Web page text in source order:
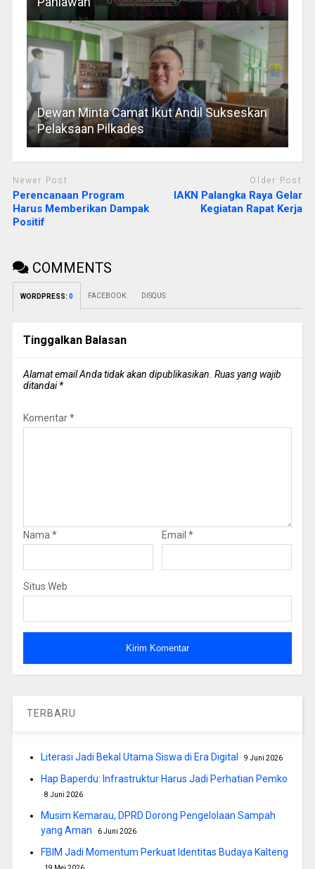
Dewan Minta Camat Ikut Andil Sukseskan
Pelaksaan Pilkades
Newer Post
Perencanaan Program
Harus Memberikan Dampak
Positif
Older Post
IAKN Palangka Raya Gelar
Kegiatan Rapat Kerja
COMMENTS
WORDPRESS: 0 FACEBOOK: DISQUS:
Tinggalkan Balasan
Alamat email Anda tidak akan dipublikasikan. Ruas yang wajib
ditandai*
Komentar*
Nama * Email *
Situs Web
TERBARU
Literasi Jadi Bekal Utama Siswa di Era Digital 9 Juni 2026
Hap Baperdu: Infrastruktur Harus Jadi Perhatian Pemko
8 Juni 2026
Musim Kemarau, DPRD Dorong Pengelolaan Sampah
yang Aman
6 Juni 2026
FBIM Jadi Momentum Perkuat Identitas Budaya Kalteng